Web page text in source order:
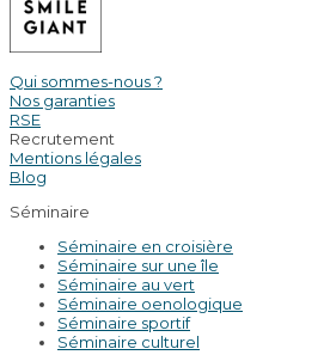
Qui sommes-nous ?
Nos garanties
RSE
Recrutement
Mentions légales
Blog
Séminaire
Séminaire en croisière
Séminaire sur une île
Séminaire au vert
Séminaire oenologique
Séminaire sportif
Séminaire culturel